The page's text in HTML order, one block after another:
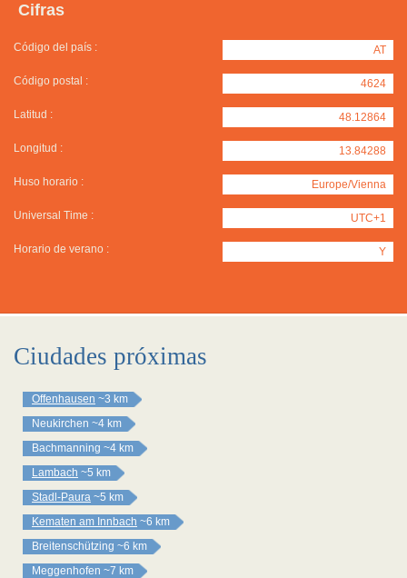
Cifras
Código del país : AT
Código postal : 4624
Latitud : 48.12864
Longitud : 13.84288
Huso horario : Europe/Vienna
Universal Time : UTC+1
Horario de verano : Y
Ciudades próximas
Offenhausen ~3 km
Neukirchen ~4 km
Bachmanning ~4 km
Lambach ~5 km
Stadl-Paura ~5 km
Kematen am Innbach ~6 km
Breitenschützing ~6 km
Meggenhofen ~7 km